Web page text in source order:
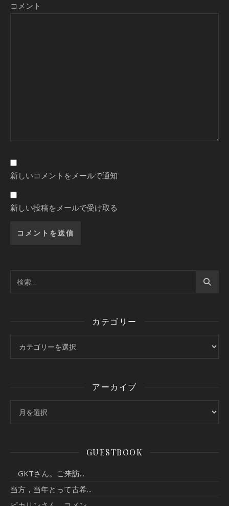
コメント
新しいコメントをメールで通知
新しい投稿をメールで受け取る
カテゴリー
アーカイブ
GUESTBOOK
GKTさん。ご来訪...
当方，当年とって古希...